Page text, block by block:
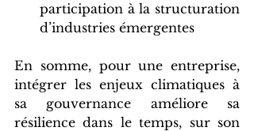
participation à la structuration
d’industries émergentes
En somme, pour une entreprise,
intégrer les enjeux climatiques à
sa gouvernance améliore sa
résilience dans le temps, sur son